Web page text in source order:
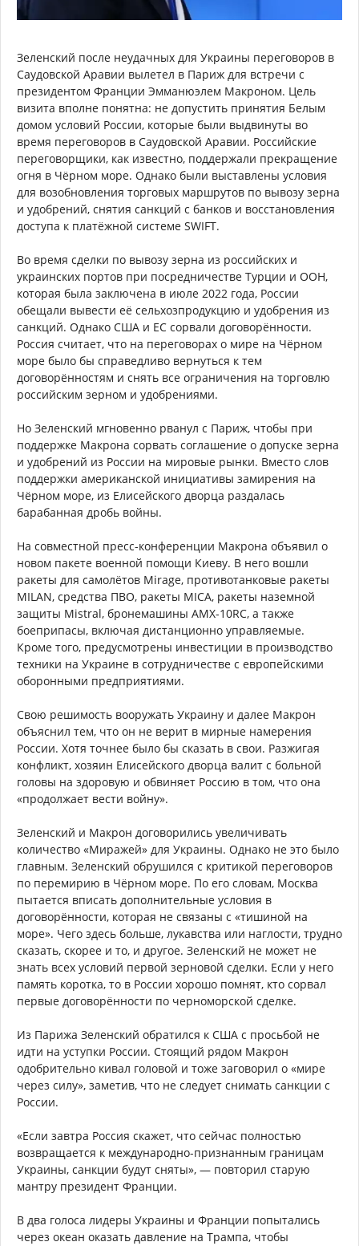
Зеленский после неудачных для Украины переговоров в
Саудовской Аравии вылетел в Париж для встречи с
президентом Франции Эмманюэлем Макроном. Цель
визита вполне понятна: не допустить принятия Белым
домом условий России, которые были выдвинуты во
время переговоров в Саудовской Аравии. Российские
переговорщики, как известно, поддержали прекращение
огня в Чёрном море. Однако были выставлены условия
для возобновления торговых маршрутов по вывозу зерна
и удобрений, снятия санкций с банков и восстановления
доступа к платёжной системе SWIFT.
Во время сделки по вывозу зерна из российских и
украинских портов при посредничестве Турции и ООН,
которая была заключена в июле 2022 года, России
обещали вывести её сельхозпродукцию и удобрения из
санкций. Однако США и ЕС сорвали договорённости.
Россия считает, что на переговорах о мире на Чёрном
море было бы справедливо вернуться к тем
договорённостям и снять все ограничения на торговлю
российским зерном и удобрениями.
Но Зеленский мгновенно рванул с Париж, чтобы при
поддержке Макрона сорвать соглашение о допуске зерна
и удобрений из России на мировые рынки. Вместо слов
поддержки американской инициативы замирения на
Чёрном море, из Елисейского дворца раздалась
барабанная дробь войны.
На совместной пресс-конференции Макрона объявил о
новом пакете военной помощи Киеву. В него вошли
ракеты для самолётов Mirage, противотанковые ракеты
MILAN, средства ПВО, ракеты MICA, ракеты наземной
защиты Mistral, бронемашины AMX-10RC, а также
боеприпасы, включая дистанционно управляемые.
Кроме того, предусмотрены инвестиции в производство
техники на Украине в сотрудничестве с европейскими
оборонными предприятиями.
Свою решимость вооружать Украину и далее Макрон
объяснил тем, что он не верит в мирные намерения
России. Хотя точнее было бы сказать в свои. Разжигая
конфликт, хозяин Елисейского дворца валит с больной
головы на здоровую и обвиняет Россию в том, что она
«продолжает вести войну».
Зеленский и Макрон договорились увеличивать
количество «Миражей» для Украины. Однако не это было
главным. Зеленский обрушился с критикой переговоров
по перемирию в Чёрном море. По его словам, Москва
пытается вписать дополнительные условия в
договорённости, которая не связаны с «тишиной на
море». Чего здесь больше, лукавства или наглости, трудно
сказать, скорее и то, и другое. Зеленский не может не
знать всех условий первой зерновой сделки. Если у него
память коротка, то в России хорошо помнят, кто сорвал
первые договорённости по черноморской сделке.
Из Парижа Зеленский обратился к США с просьбой не
идти на уступки России. Стоящий рядом Макрон
одобрительно кивал головой и тоже заговорил о «мире
через силу», заметив, что не следует снимать санкции с
России.
«Если завтра Россия скажет, что сейчас полностью
возвращается к международно-признанным границам
Украины, санкции будут сняты», — повторил старую
мантру президент Франции.
В два голоса лидеры Украины и Франции попытались
через океан оказать давление на Трампа, чтобы